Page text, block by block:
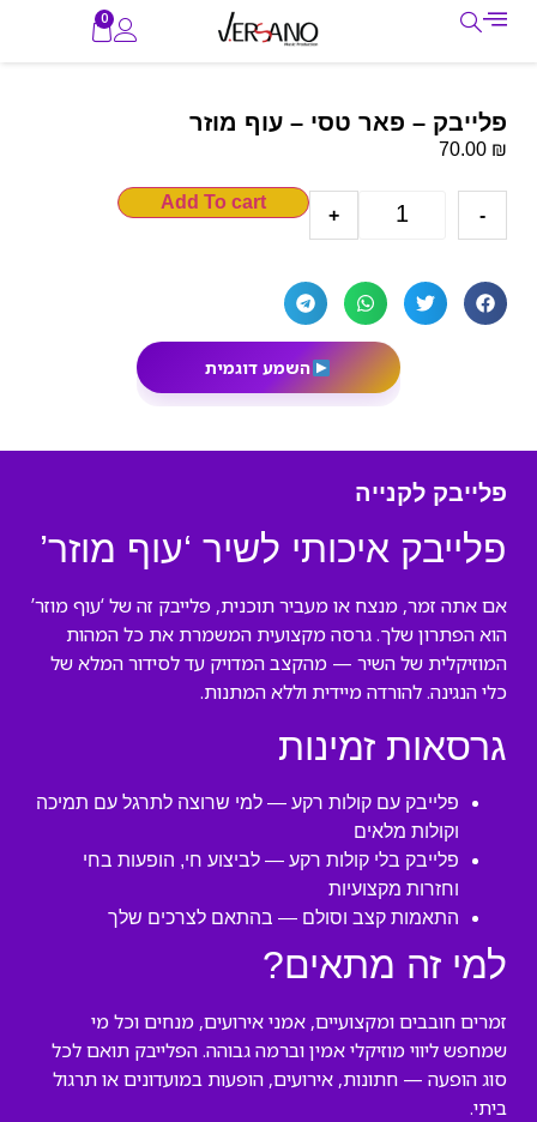
0
פלייבק – פאר טסי – עוף מוזר
70.00 ₪
-
+
Add To cart
השמע דוגמית
פלייבק לקנייה
פלייבק איכותי לשיר ‘עוף מוזר’
אם אתה זמר, מנצח או מעביר תוכנית, פלייבק זה של ‘עוף מוזר’
הוא הפתרון שלך. גרסה מקצועית המשמרת את כל המהות
המוזיקלית של השיר — מהקצב המדויק עד לסידור המלא של
כלי הנגינה. להורדה מיידית וללא המתנות.
גרסאות זמינות
פלייבק עם קולות רקע — למי שרוצה לתרגל עם תמיכה
וקולות מלאים
פלייבק בלי קולות רקע — לביצוע חי, הופעות בחי
וחזרות מקצועיות
התאמות קצב וסולם — בהתאם לצרכים שלך
למי זה מתאים?
זמרים חובבים ומקצועיים, אמני אירועים, מנחים וכל מי
שמחפש ליווי מוזיקלי אמין וברמה גבוהה. הפלייבק תואם לכל
סוג הופעה — חתונות, אירועים, הופעות במועדונים או תרגול
ביתי.